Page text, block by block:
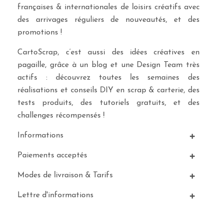
françaises & internationales de loisirs créatifs avec
des arrivages réguliers de nouveautés, et des
promotions !
CartoScrap, c’est aussi des idées créatives en
pagaille, grâce à un blog et une Design Team très
actifs : découvrez toutes les semaines des
réalisations et conseils DIY en scrap & carterie, des
tests produits, des tutoriels gratuits, et des
challenges récompensés !
Informations
Paiements acceptés
Modes de livraison & Tarifs
Lettre d'informations